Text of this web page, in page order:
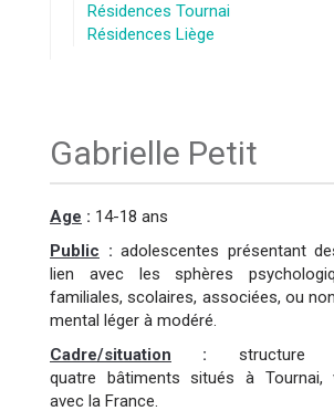
Résidences Tournai
Résidences Liège
Gabrielle Petit
Age : 14-18 ans
Public : adolescentes présentant
lien avec les sphères
familiales, scolaires, associées, ou
mental léger à modéré.
Cadre/situation
: structure
quatre bâtiments situés à Tournai,
avec la France.